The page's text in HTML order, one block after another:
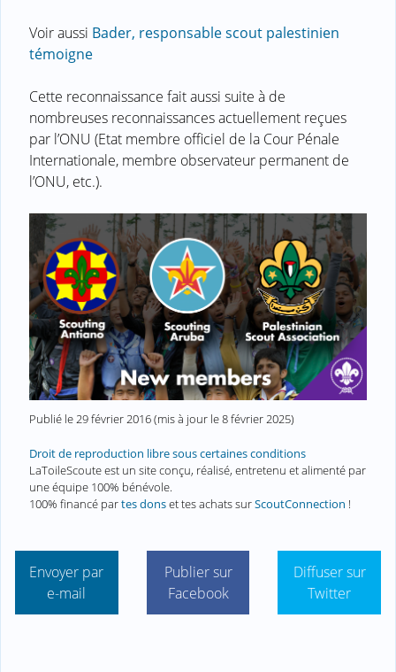
Voir aussi Bader, responsable scout palestinien
témoigne
Cette reconnaissance fait aussi suite à de
nombreuses reconnaissances actuellement reçues
par l’ONU (Etat membre officiel de la Cour Pénale
Internationale, membre observateur permanent de
l’ONU, etc.).
Publié le29 février 2016(mis à jour le8 février 2025)
Droit de reproduction libre sous certaines conditions
LaToileScoute est un site conçu, réalisé, entretenu et alimenté par
une équipe 100% bénévole.
100% financé partes donset tes achats surScoutConnection !
Envoyer par
e-mail
Publier sur
Facebook
Diffuser sur
Twitter